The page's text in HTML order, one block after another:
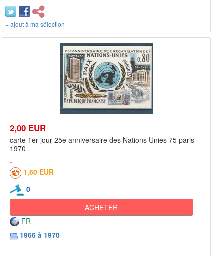
+ ajout à ma sélection
2,00 EUR
carte 1er jour 25e anniversaire des Nations Unies 75 paris
1970
1,60 EUR
0
ACHETER
FR
1966 à 1970